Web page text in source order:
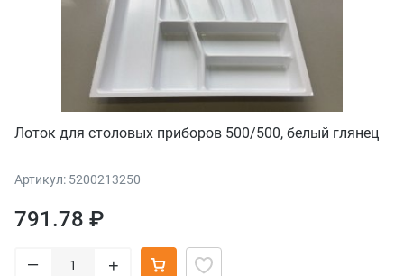
Лоток для столовых приборов 500/500, белый глянец
Артикул: 5200213250
791.78 ₽
– +